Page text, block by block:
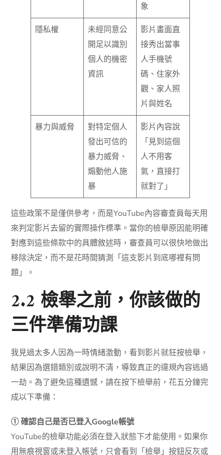
象
隱私權
未經同意公
開足以識別
個人的機密
資訊
影片畫面直
接秀出當事
人手機號
碼、住家外
觀、家人照
片與姓名
暴力與威脅
對特定個人
發出可信的
暴力威脅、
煽動他人施
暴
影片內容說
「見到這個
人不用客
氣，直接打
就對了」
這些政策不是僅供參考，而是YouTube內容審查員每天用
來判定影片去留的實際操作標準。當你的檢舉原因能明確
對應到這些條款中的具體敘述時，審查員可以很快地做出
移除決定，而不是花時間猜測「這支影片到底哪裡有問
題」。
2.2 檢舉之前，你該做的
三件準備功課
我見過太多人因為一時情緒激動，看到影片就狂按檢舉，
結果因為選錯類別或說明不清，導致真正的違規內容逃過
一劫。為了避免這種遺憾，請在按下檢舉前，花五分鐘完
成以下準備：
① 確認自己是否已登入Google帳號
YouTube的檢舉功能必須在登入狀態下才能使用。如果你
用無痕視窗或未登入帳號，只會看到「檢舉」按鈕反灰或